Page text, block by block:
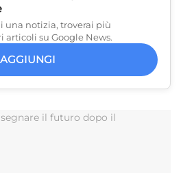
una notizia, troverai più
articoli su Google News.
AGGIUNGI